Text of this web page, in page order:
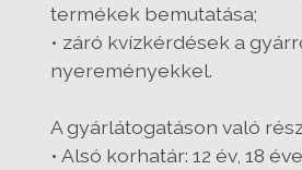
termékek bemutatása;
• záró kvízkérdések a
nyereményekkel.
A gyárlátogatáson való
• Alsó korhatár: 12 év, 18